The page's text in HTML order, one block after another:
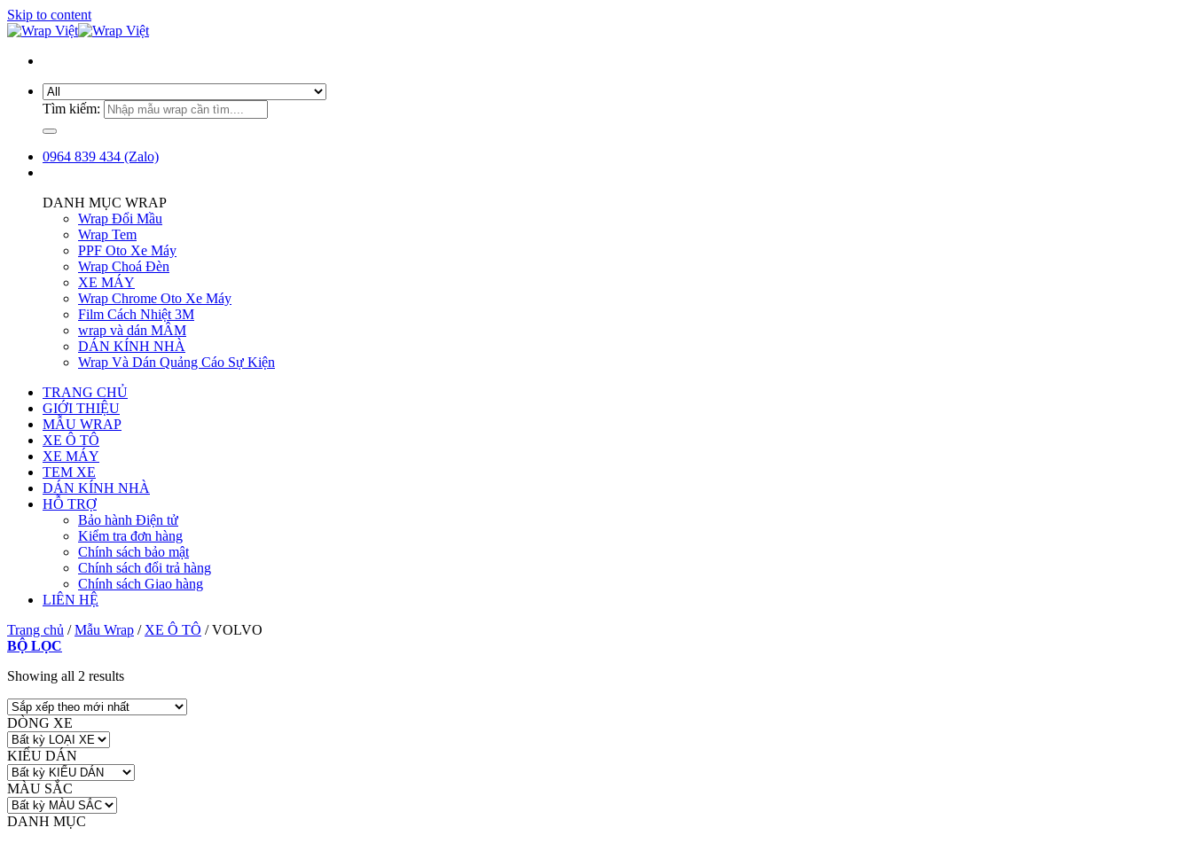
Skip to content
Tìm kiếm:
0964 839 434 (Zalo)
DANH MỤC WRAP
Wrap Đổi Mầu
Wrap Tem
PPF Oto Xe Máy
Wrap Choá Đèn
XE MÁY
Wrap Chrome Oto Xe Máy
Film Cách Nhiệt 3M
wrap và dán MÂM
DÁN KÍNH NHÀ
Wrap Và Dán Quảng Cáo Sự Kiện
TRANG CHỦ
GIỚI THIỆU
MẪU WRAP
XE Ô TÔ
XE MÁY
TEM XE
DÁN KÍNH NHÀ
HỖ TRỢ
Bảo hành Điện tử
Kiểm tra đơn hàng
Chính sách bảo mật
Chính sách đổi trả hàng
Chính sách Giao hàng
LIÊN HỆ
Trang chủ / Mẫu Wrap / XE Ô TÔ /VOLVO
BỘ LỌC
Showing all 2 results
DÒNG XE
KIỂU DÁN
MÀU SẮC
DANH MỤC